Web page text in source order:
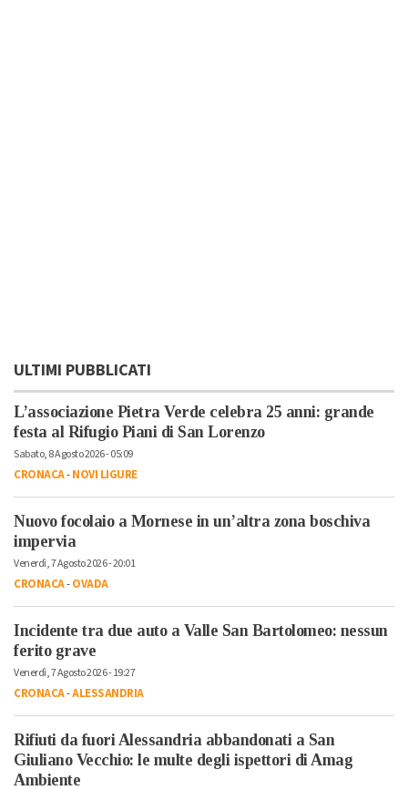
ULTIMI PUBBLICATI
L’associazione Pietra Verde celebra 25 anni: grande
festa al Rifugio Piani di San Lorenzo
Sabato, 8 Agosto 2026 - 05:09
CRONACA-NOVI LIGURE
Nuovo focolaio a Mornese in un’altra zona boschiva
impervia
Venerdì, 7 Agosto 2026 - 20:01
CRONACA-OVADA
Incidente tra due auto a Valle San Bartolomeo: nessun
ferito grave
Venerdì, 7 Agosto 2026 - 19:27
CRONACA-ALESSANDRIA
Rifiuti da fuori Alessandria abbandonati a San
Giuliano Vecchio: le multe degli ispettori di Amag
Ambiente